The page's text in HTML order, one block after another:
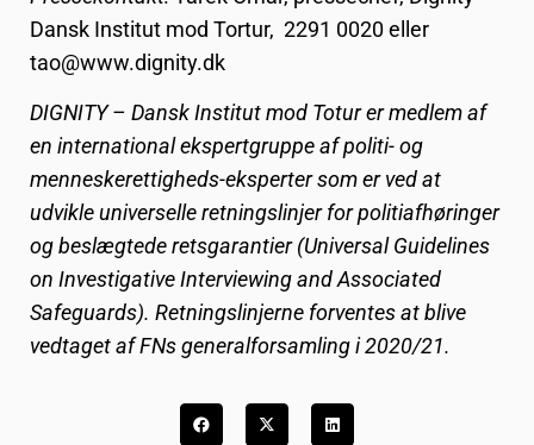
Dansk Institut mod Tortur, 2291 0020 eller
tao@www.dignity.dk
DIGNITY – Dansk Institut mod Totur er medlem af
en international ekspertgruppe af politi- og
menneskerettigheds-eksperter som er ved at
udvikle universelle retningslinjer for politiafhøringer
og beslægtede retsgarantier (Universal Guidelines
on Investigative Interviewing and Associated
Safeguards). Retningslinjerne forventes at blive
vedtaget af FNs generalforsamling i 2020/21.